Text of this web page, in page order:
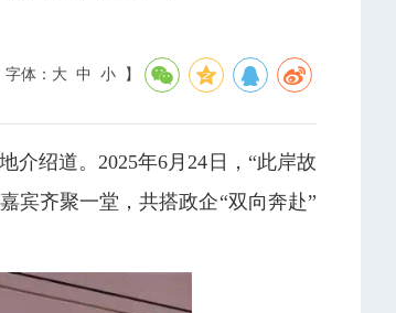
字体： 大 中 小 】
介绍道。2025年6月24日，“此岸故
宾齐聚一堂，共搭政企“双向奔赴”